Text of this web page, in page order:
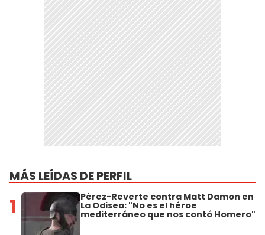
MÁS LEÍDAS DE PERFIL
1 Pérez-Reverte contra Matt Damon en
La Odisea: "No es el héroe
mediterráneo que nos contó Homero"